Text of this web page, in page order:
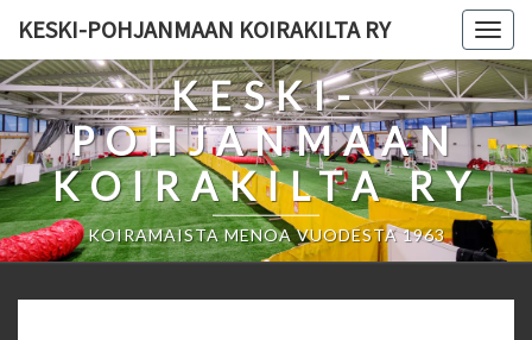
content
KESKI-POHJANMAAN KOIRAKILTA RY
KESKI-
POHJANMAAN
KOIRAKILTA RY
KOIRAMAISTA MENOA VUODESTA 1963